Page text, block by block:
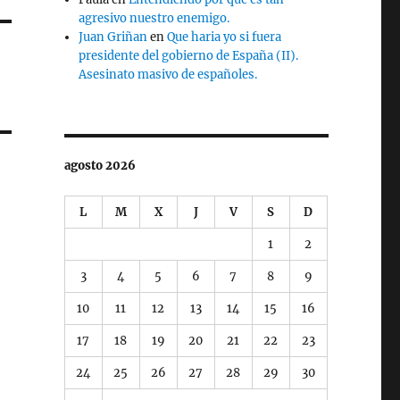
agresivo nuestro enemigo.
Juan GriñanenQue haria yo si fuera
presidente del gobierno de España (II).
Asesinato masivo de españoles.
agosto 2026
L M X J V S D
1 2
3 4 5 6 7 8 9
10 11 12 13 14 15 16
17 18 19 20 21 22 23
24 25 26 27 28 29 30